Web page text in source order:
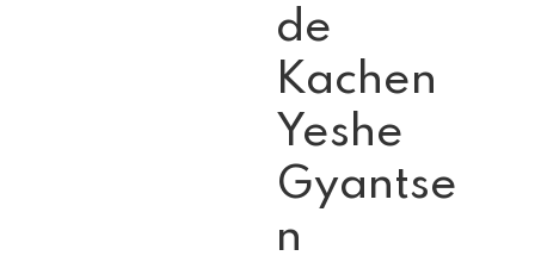
de
Kachen
Yeshe
Gyantse
n